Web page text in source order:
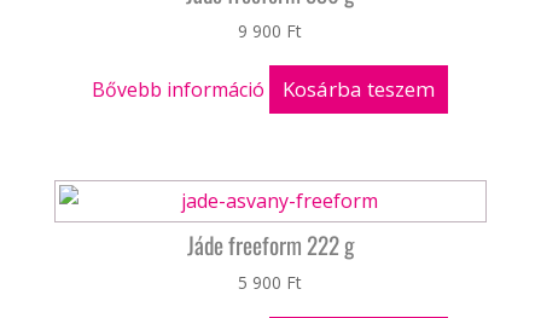
9 900 Ft
Bővebb információ Kosárba teszem
Jáde freeform 222 g
5 900 Ft